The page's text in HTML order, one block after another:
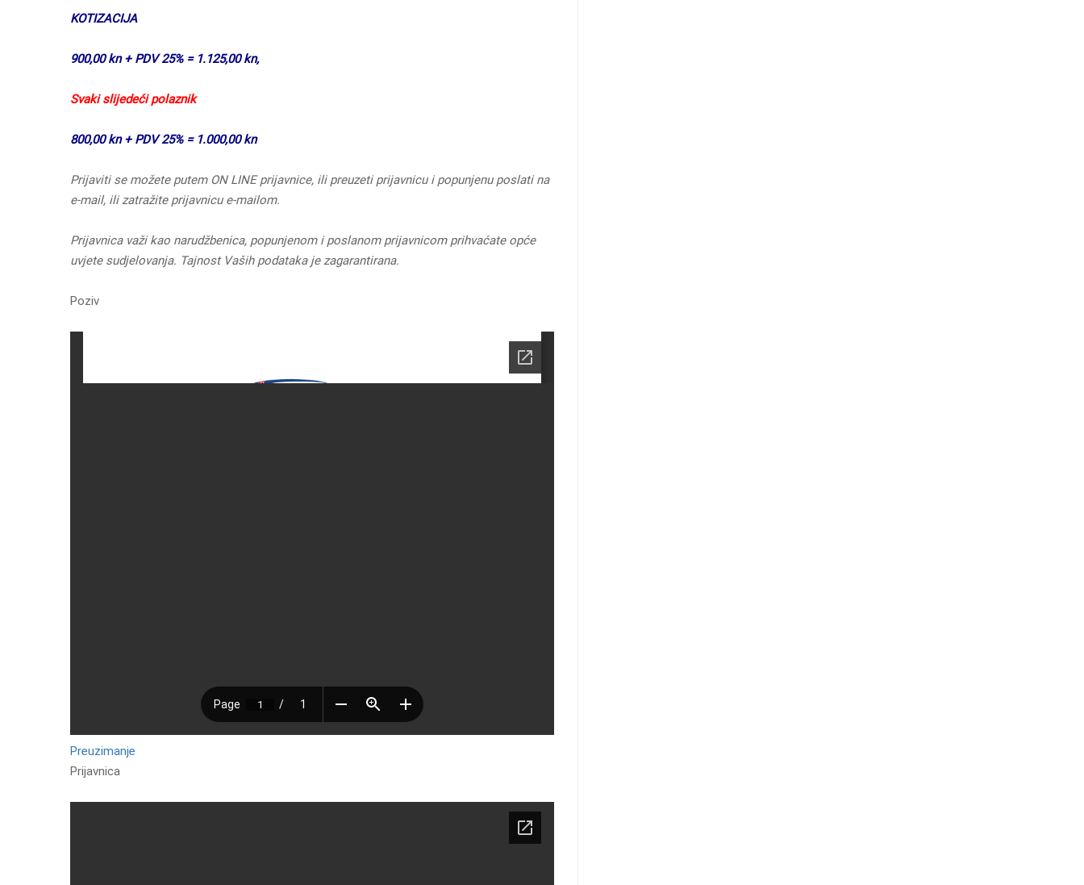
KOTIZACIJA
900,00 kn + PDV 25% = 1.125,00 kn,
Svaki slijedeći polaznik
800,00 kn + PDV 25% = 1.000,00 kn
Prijaviti se možete putem ON LINE prijavnice, ili preuzeti prijavnicu i popunjenu poslati na
e-mail, ili zatražite prijavnicu e-mailom.
Prijavnica važi kao narudžbenica, popunjenom i poslanom prijavnicom prihvaćate opće
uvjete sudjelovanja. Tajnost Vaših podataka je zagarantirana.
Poziv
Preuzimanje
Prijavnica